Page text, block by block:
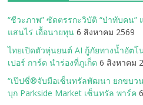
“ชีวะภาพ” ซัดตรรกะวิบัติ “ป่าทับคน
แสนไร่ เอื้อนายทุน 6 สิงหาคม 2569
ไทยเปิดตัวหุ่นยนต์ AI กู้ภัยทางน้ำอัตโ
เปอร์ การ์ด นำร่องที่ภูเก็ต 6 สิงหาคม
“เป๊ปซี่®จับมือเซ็นทรัลพัฒนา ยกขบว
บุก Parkside Market เซ็นทรัล พาร์ค